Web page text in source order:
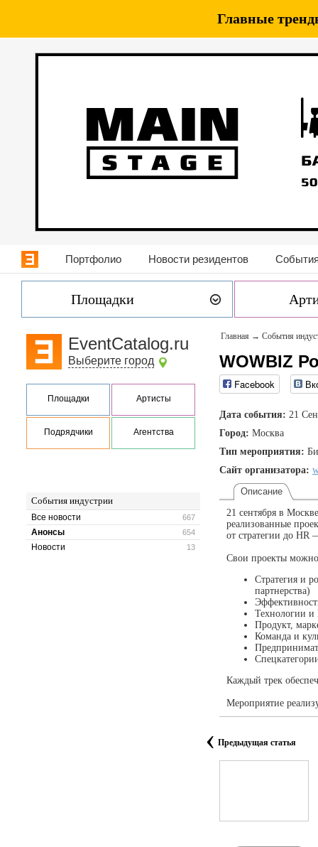
Главные
Портфолио Новости резидентов
Площадки
EventCatalog.ru
Выберите город
Площадки Артисты
Подрядчики Агентства
События индустрии
667
Все новости
654
Анонсы
13
Новости
Главная → События
WOWBIZ
Facebook
Дата события: 21
Город: Москва
Тип мероприятия:
Сайт организатора:
Описание
21 сентября в
реализованные
от стратегии до HR
Свои проекты можно
Стратегия и
партнерства)
Технологии
Продукт,
Команда и
Каждый трек
Мероприятие
‹ Предыдущая статья